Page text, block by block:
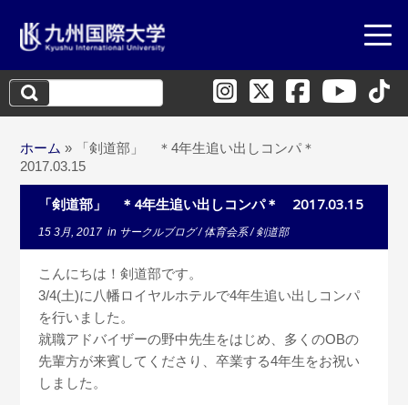
検
索:
ホーム »
「剣道部」 ＊4年生追い出しコンパ＊
2017.03.15
「剣道部」 ＊4年生追い出しコンパ＊ 2017.03.15
15 3月, 2017 in サークルブログ/体育会系/剣道部
こんにちは！剣道部です。
3/4(土)に八幡ロイヤルホテルで4年生追い出しコンパ
を行いました。
就職アドバイザーの野中先生をはじめ、多くのOBの
先輩方が来賓してくださり、卒業する4年生をお祝い
しました。